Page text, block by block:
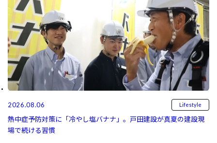
2026.08.06 Lifestyle
熱中症予防対策に「冷やし塩バナナ」。戸田建設が真夏の建設現
場で続ける習慣